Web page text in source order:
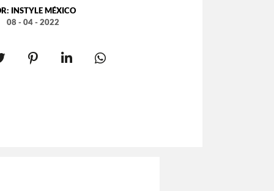
INSTYLE MÉXICO
08 - 04 - 2022